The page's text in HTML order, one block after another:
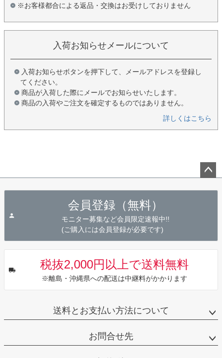
※お客様都合による返品・交換はお受けしておりません
入荷お知らせメールについて
入荷お知らせボタンを押下して、メールアドレスを登録し
てください。
商品が入荷した際にメールでお知らせいたします。
商品の入荷やご注文を確定するものではありません。
詳しくはこちら
会員登録（無料）
モニター募集など会員限定速報中!!
(ご購入には会員登録が必要です)
税抜2,000円以上で送料無料
※離島・沖縄県への配送は中継料がかかります
送料とお支払い方法について
お問合せ先